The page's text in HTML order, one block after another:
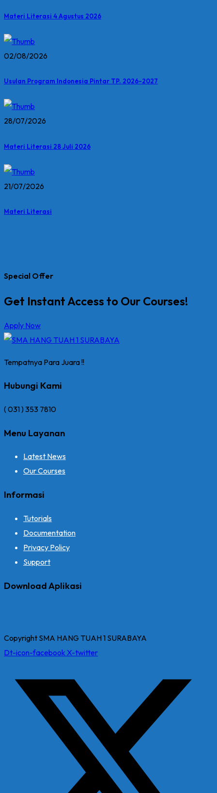
Materi Literasi 4 Agustus 2026
02/08/2026
Usulan Program Indonesia Pintar TP. 2026-2027
28/07/2026
Materi Literasi 28 Juli 2026
21/07/2026
Materi Literasi
Special Offer
Get Instant Access to Our Courses!
Apply Now
Tempatnya Para Juara !!
Hubungi Kami
( 031 ) 353 7810
Menu Layanan
Latest News
Our Courses
Informasi
Tutorials
Documentation
Privacy Policy
Support
Download Aplikasi
Copyright SMA HANG TUAH 1 SURABAYA
Dt-icon-facebook X-twitter